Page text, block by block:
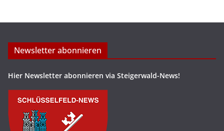
Newsletter abonnieren
Hier Newsletter abonnieren via Steigerwald-News!